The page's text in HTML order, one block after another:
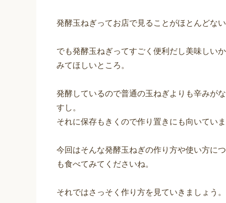
発酵玉ねぎってお店で見ることがほとんどな
でも発酵玉ねぎってすごく便利だし美味しい
みてほしいところ。
発酵しているので普通の玉ねぎよりも辛みが
すし。
それに保存もきくので作り置きにも向いてい
今回はそんな発酵玉ねぎの作り方や使い方に
も食べてみてくださいね。
それではさっそく作り方を見ていきましょう。